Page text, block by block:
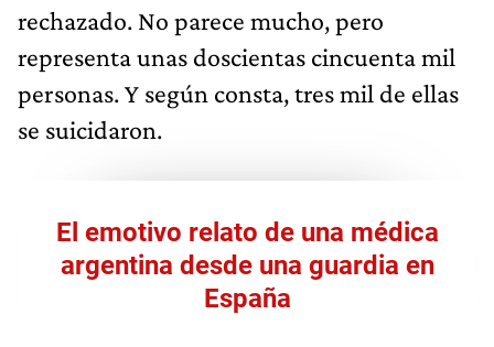
rechazado. No parece mucho, pero
representa unas doscientas cincuenta mil
personas. Y según consta, tres mil de ellas
se suicidaron.
El emotivo relato de una médica
argentina desde una guardia en
España